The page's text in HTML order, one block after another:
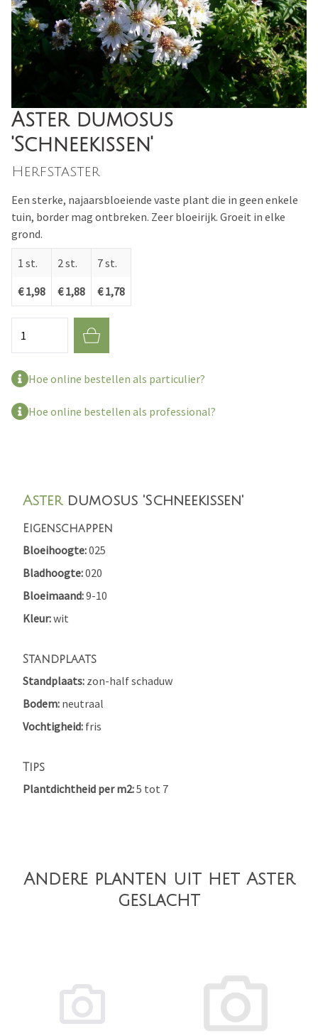
Aster dumosus
'Schneekissen'
Herfstaster
Een sterke, najaarsbloeiende vaste plant die in geen enkele
tuin, border mag ontbreken. Zeer bloeirijk. Groeit in elke
grond.
1 st.
€ 1,98
2 st.
€ 1,88
7 st.
€ 1,78
Hoe online bestellen als particulier?
Hoe online bestellen als professional?
Asterdumosus 'Schneekissen'
Eigenschappen
Bloeihoogte 025
Bladhoogte 020
Bloeimaand 9-10
Kleur wit
Standplaats
Standplaats zon-half schaduw
Bodem neutraal
Vochtigheid fris
Tips
Plantdichtheid per m2 5 tot 7
Andere planten uit het Aster
geslacht